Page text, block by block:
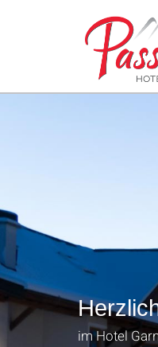
im Hotel